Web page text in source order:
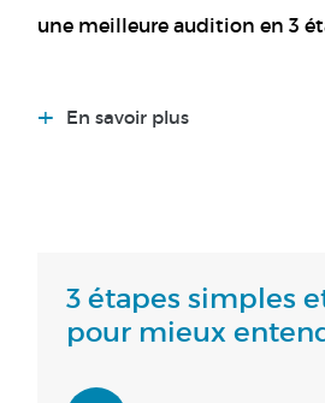
une meilleure audition en 3
+ En savoir plus
3 étapes simples
pour mieux